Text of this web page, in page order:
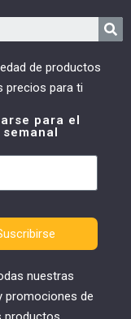
de productos
precios para ti
para el
nuestras
promociones de